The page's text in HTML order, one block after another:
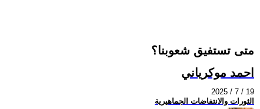
متى تستفيق شعوبنا؟
احمد موكرياني
2025 / 7 / 19
الثورات والانتفاضات الجماهيرية